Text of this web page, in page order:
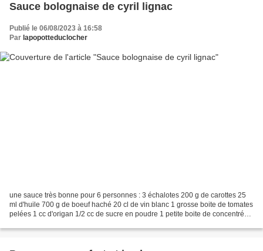
Sauce bolognaise de cyril lignac
Publié le 06/08/2023 à 16:58
Par lapopotteduclocher
une sauce très bonne pour 6 personnes : 3 échalotes 200 g de carottes 25
ml d'huile 700 g de boeuf haché 20 cl de vin blanc 1 grosse boite de tomates
pelées 1 cc d'origan 1/2 cc de sucre en poudre 1 petite boite de concentré